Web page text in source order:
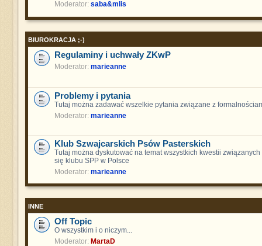
Moderator: saba&mlis
BIUROKRACJA ;-)
Regulaminy i uchwały ZKwP
Moderator: marieanne
Problemy i pytania
Tutaj można zadawać wszelkie pytania związane z
Moderator: marieanne
Klub Szwajcarskich Psów Pasterskich
Tutaj można dyskutować na temat wszystkich kwestii
się klubu SPP w Polsce
Moderator: marieanne
INNE
Off Topic
O wszystkim i o niczym...
Moderator: MartaD